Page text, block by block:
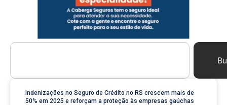
Indenizações no Seguro de Crédito no RS crescem mais de
50% em 2025 e reforçam a proteção às empresas gaúchas